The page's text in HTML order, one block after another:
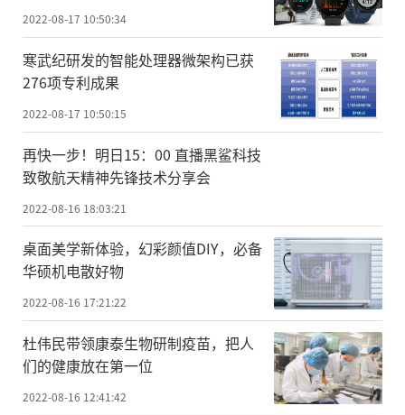
2022-08-17 10:50:34
寒武纪研发的智能处理器微架构已获
276项专利成果
2022-08-17 10:50:15
再快一步！明日15：00 直播黑鲨科技
致敬航天精神先锋技术分享会
2022-08-16 18:03:21
桌面美学新体验，幻彩颜值DIY，必备
华硕机电散好物
2022-08-16 17:21:22
杜伟民带领康泰生物研制疫苗，把人
们的健康放在第一位
2022-08-16 12:41:42